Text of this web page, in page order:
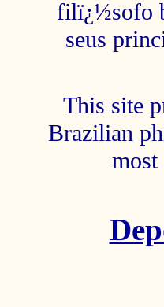
filï¿½sofo
seus
This site
Brazilian